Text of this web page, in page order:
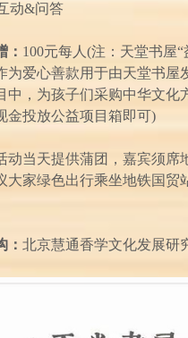
动&问答
： 100元每人(注：天堂书屋
为爱心善款用于由天堂书屋
中，为孩子们采购中华文化
金投放公益项目箱即可)
动当天提供蒲团，嘉宾须席
大家绿色出行乘坐地铁国贸
： 北京慧通香学文化发展研